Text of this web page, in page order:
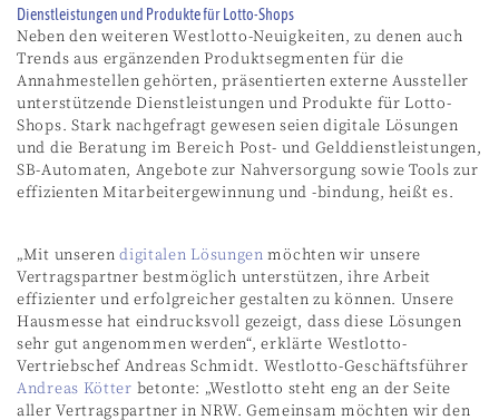
Dienstleistungen und Produkte für Lotto-Shops
Neben den weiteren Westlotto-Neuigkeiten, zu denen auch
Trends aus ergänzenden Produktsegmenten für die
Annahmestellen gehörten, präsentierten externe Aussteller
unterstützende Dienstleistungen und Produkte für Lotto-
Shops. Stark nachgefragt gewesen seien digitale Lösungen
und die Beratung im Bereich Post- und Gelddienstleistungen,
SB-Automaten, Angebote zur Nahversorgung sowie Tools zur
effizienten Mitarbeitergewinnung und -bindung, heißt es.
„Mit unserendigitalen Lösungen möchten wir unsere
Vertragspartner bestmöglich unterstützen, ihre Arbeit
effizienter und erfolgreicher gestalten zu können. Unsere
Hausmesse hat eindrucksvoll gezeigt, dass diese Lösungen
sehr gut angenommen werden“, erklärte Westlotto-
Vertriebschef Andreas Schmidt. Westlotto-Geschäftsführer
Andreas Kötter betonte: „Westlotto steht eng an der Seite
aller Vertragspartner in NRW. Gemeinsam möchten wir den